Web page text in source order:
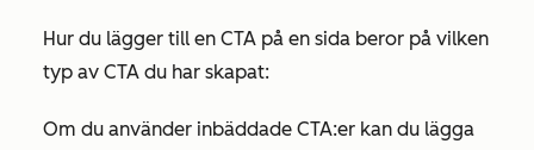
Hur du lägger till en CTA på en sida beror på vilken
typ av CTA du har skapat:
Om du använder inbäddade CTA:er kan du lägga